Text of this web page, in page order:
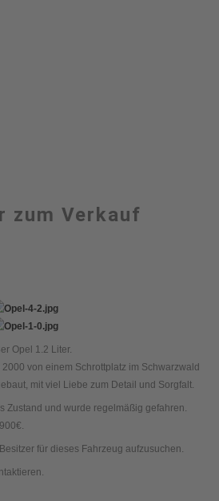
zum Verkauf
Opel 1.2 Liter.
von einem Schrottplatz im Schwarzwald
mit viel Liebe zum Detail und Sorgfalt.
Zustand und wurde regelmäßig gefahren.
für dieses Fahrzeug aufzusuchen.